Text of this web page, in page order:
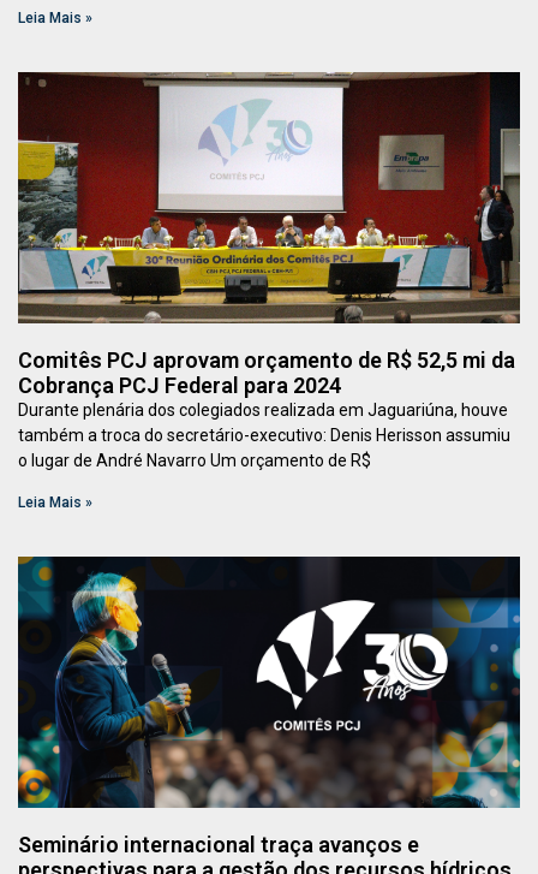
Leia Mais »
Comitês PCJ aprovam orçamento de R$ 52,5 mi da
Cobrança PCJ Federal para 2024
Durante plenária dos colegiados realizada em Jaguariúna, houve
também a troca do secretário-executivo: Denis Herisson assumiu
o lugar de André Navarro Um orçamento de R$
Leia Mais »
Seminário internacional traça avanços e